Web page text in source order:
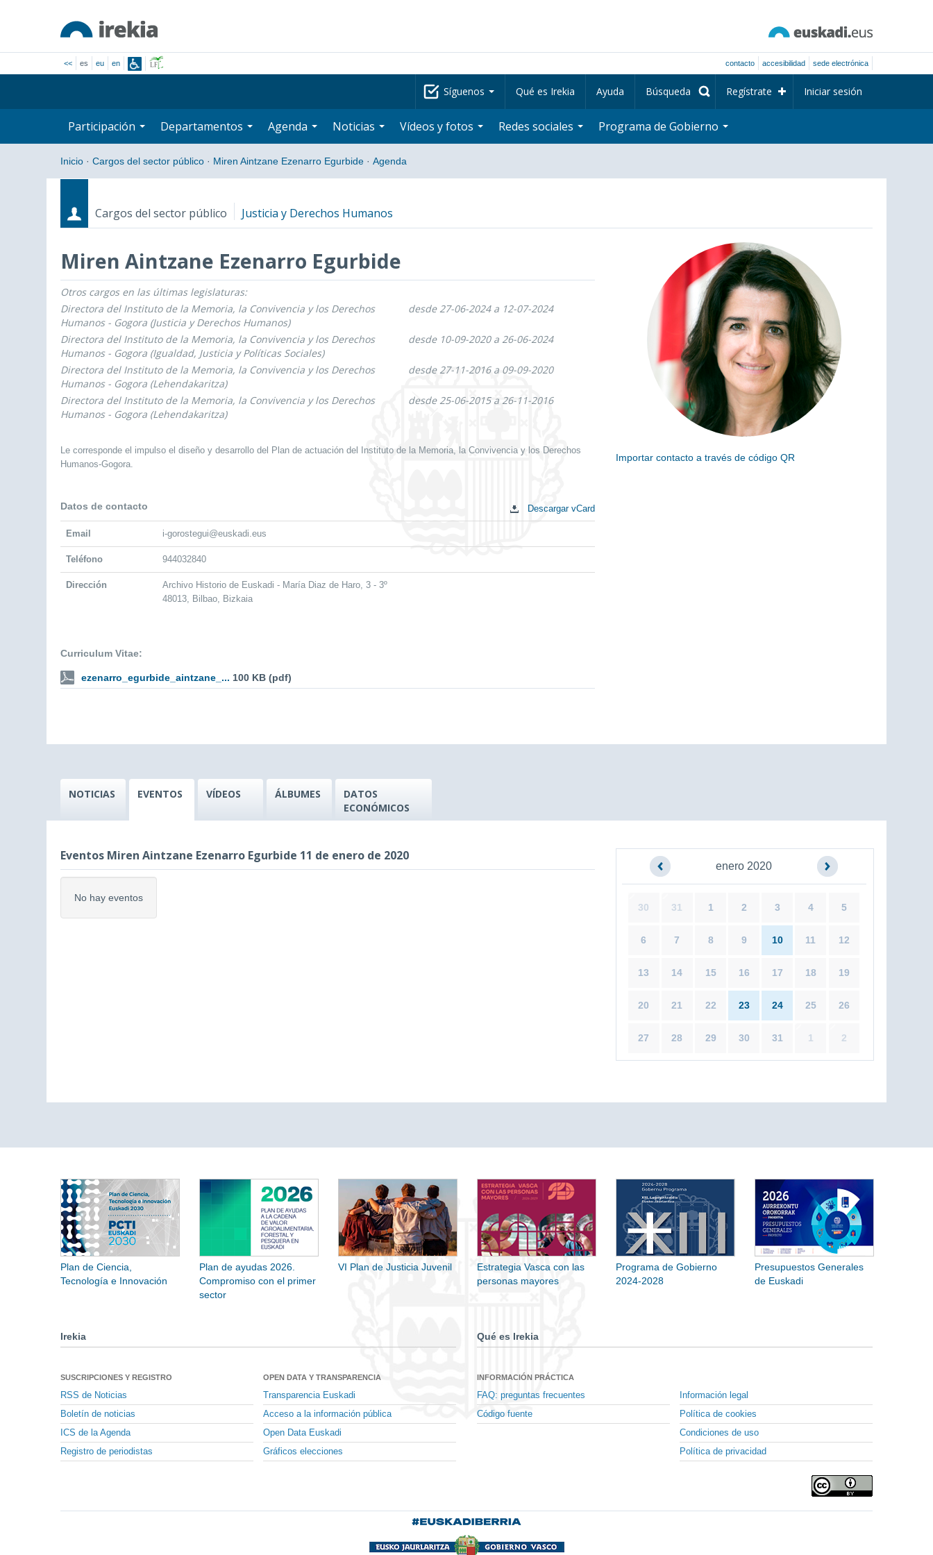
<< es eu en contacto accesibilidad sede electrónica
Síguenos Qué es Irekia Ayuda Búsqueda Regístrate Iniciar sesión
Participación Departamentos Agenda Noticias Vídeos y fotos Redes sociales Programa de Gobierno
Inicio · Cargos del sector público · Miren Aintzane Ezenarro Egurbide · Agenda
Cargos del sector público Justicia y Derechos Humanos
Miren Aintzane Ezenarro Egurbide
CargosFecha de inicio - Fecha fin
Otros cargos en las últimas legislaturas:
Directora del Instituto de la Memoria, la Convivencia y los Derechos
Humanos - Gogora (Justicia y Derechos Humanos)
desde 27-06-2024 a 12-07-2024
Directora del Instituto de la Memoria, la Convivencia y los Derechos
Humanos - Gogora (Igualdad, Justicia y Políticas Sociales)
desde 10-09-2020 a 26-06-2024
Directora del Instituto de la Memoria, la Convivencia y los Derechos
Humanos - Gogora (Lehendakaritza)
desde 27-11-2016 a 09-09-2020
Directora del Instituto de la Memoria, la Convivencia y los Derechos
Humanos - Gogora (Lehendakaritza)
desde 25-06-2015 a 26-11-2016
Le corresponde el impulso el diseño y desarrollo del Plan de actuación del Instituto de la Memoria, la Convivencia y los Derechos
Humanos-Gogora.
Datos de contacto Descargar vCard
Email i-gorostegui@euskadi.eus
Teléfono 944032840
Dirección
Archivo Historio de Euskadi - María Diaz de Haro, 3 - 3º
48013, Bilbao, Bizkaia
Curriculum Vitae:
ezenarro_egurbide_aintzane_... 100 KB (pdf)
Importar contacto a través de código QR
NOTICIAS EVENTOS VÍDEOS ÁLBUMES
DATOS
ECONÓMICOS
Eventos Miren Aintzane Ezenarro Egurbide 11 de enero de 2020
No hay eventos
enero 2020
30 31 1 2 3 4 5
6 7 8 9 10 11 12
13 14 15 16 17 18 19
20 21 22 23 24 25 26
27 28 29 30 31 1 2
Plan de Ciencia,
Tecnología e Innovación
Plan de ayudas 2026.
Compromiso con el primer
sector
VI Plan de Justicia Juvenil
Estrategia Vasca con las
personas mayores
Programa de Gobierno
2024-2028
Presupuestos Generales
de Euskadi
Irekia
SUSCRIPCIONES Y REGISTRO
RSS de Noticias
Boletín de noticias
ICS de la Agenda
Registro de periodistas
OPEN DATA Y TRANSPARENCIA
Transparencia Euskadi
Acceso a la información pública
Open Data Euskadi
Gráficos elecciones
Qué es Irekia
INFORMACIÓN PRÁCTICA
FAQ: preguntas frecuentes
Código fuente
Información legal
Política de cookies
Condiciones de uso
Política de privacidad